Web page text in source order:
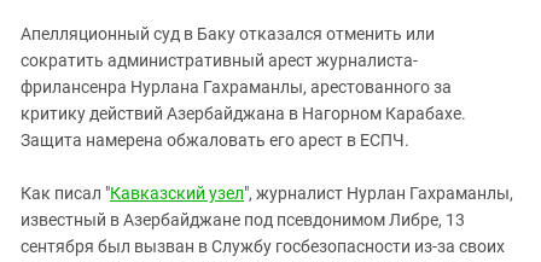
КАВКАЗ ЗА ПАЛЕСТИНУ
ИНАКОМЫСЛИЕ В ЧЕЧНЕ
ПРЕСЛЕДОВАНИЕ АКТИВИСТОВ
МОБИЛИЗАЦИЯ И ПРОТЕСТЫ
Ингушетия
Кабардино-Балкария
Калмыкия
Краснодарский край
Нагорный Карабах
Апелляционный суд в Баку отказался отменить или
сократить административный арест журналиста-
фрилансенра Нурлана Гахраманлы, арестованного за
критику действий Азербайджана в Нагорном Карабахе.
Защита намерена обжаловать его арест в ЕСПЧ.
Как писал "Кавказский узел", журналист Нурлан Гахраманлы,
известный в Азербайджане под псевдонимом Либре, 13
сентября был вызван в Службу госбезопасности из-за своих